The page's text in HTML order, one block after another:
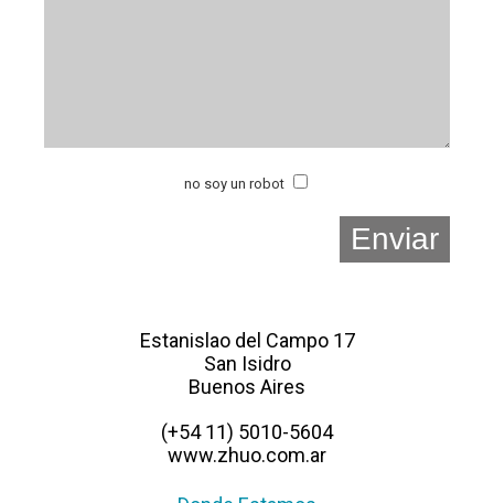
no soy un robot
Estanislao del Campo 17
San Isidro
Buenos Aires
(+54 11) 5010-5604
www.zhuo.com.ar